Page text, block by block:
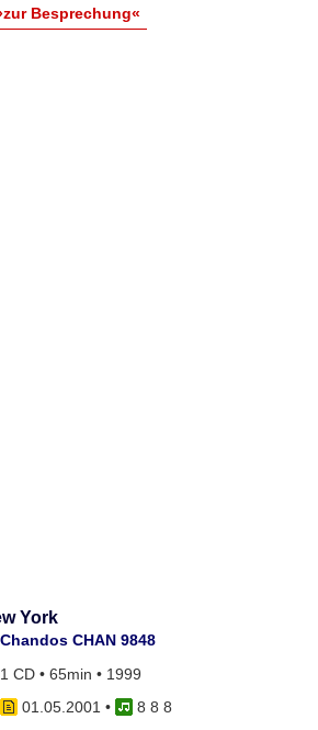
Besprechung«
York
Chandos CHAN 9848
1 CD • 65min • 1999
01.05.2001 •
8 8 8